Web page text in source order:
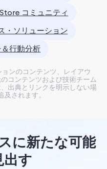
コミュニティ
・ソリューション
行動分析
ンのコンテンツ、レイアウ
コンテンツおよび技術チーム
出典とリンクを明示しない場
されます。
に新たな可能
出す